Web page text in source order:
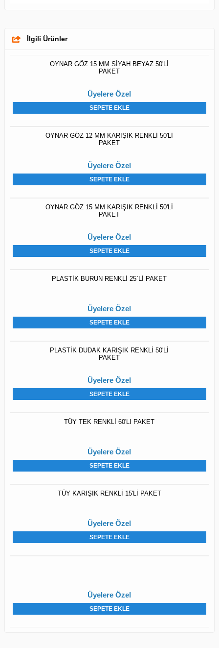
İlgili Ürünler
OYNAR GÖZ 15 MM SİYAH BEYAZ 50'Lİ
PAKET
Üyelere Özel
SEPETE EKLE
OYNAR GÖZ 12 MM KARIŞIK RENKLİ 50'Lİ
PAKET
Üyelere Özel
SEPETE EKLE
OYNAR GÖZ 15 MM KARIŞIK RENKLİ 50'Lİ
PAKET
Üyelere Özel
SEPETE EKLE
PLASTİK BURUN RENKLİ 25`Lİ PAKET
Üyelere Özel
SEPETE EKLE
PLASTİK DUDAK KARIŞIK RENKLİ 50'Lİ
PAKET
Üyelere Özel
SEPETE EKLE
TÜY TEK RENKLİ 60'LI PAKET
Üyelere Özel
SEPETE EKLE
TÜY KARIŞIK RENKLİ 15'Lİ PAKET
Üyelere Özel
SEPETE EKLE
Üyelere Özel
SEPETE EKLE